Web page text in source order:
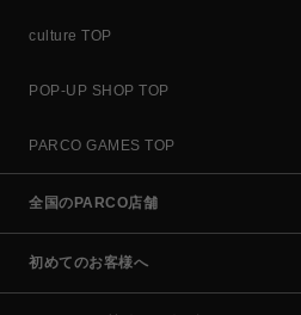
culture TOP
POP-UP SHOP TOP
PARCO GAMES TOP
全国のPARCO店舗
初めてのお客様へ